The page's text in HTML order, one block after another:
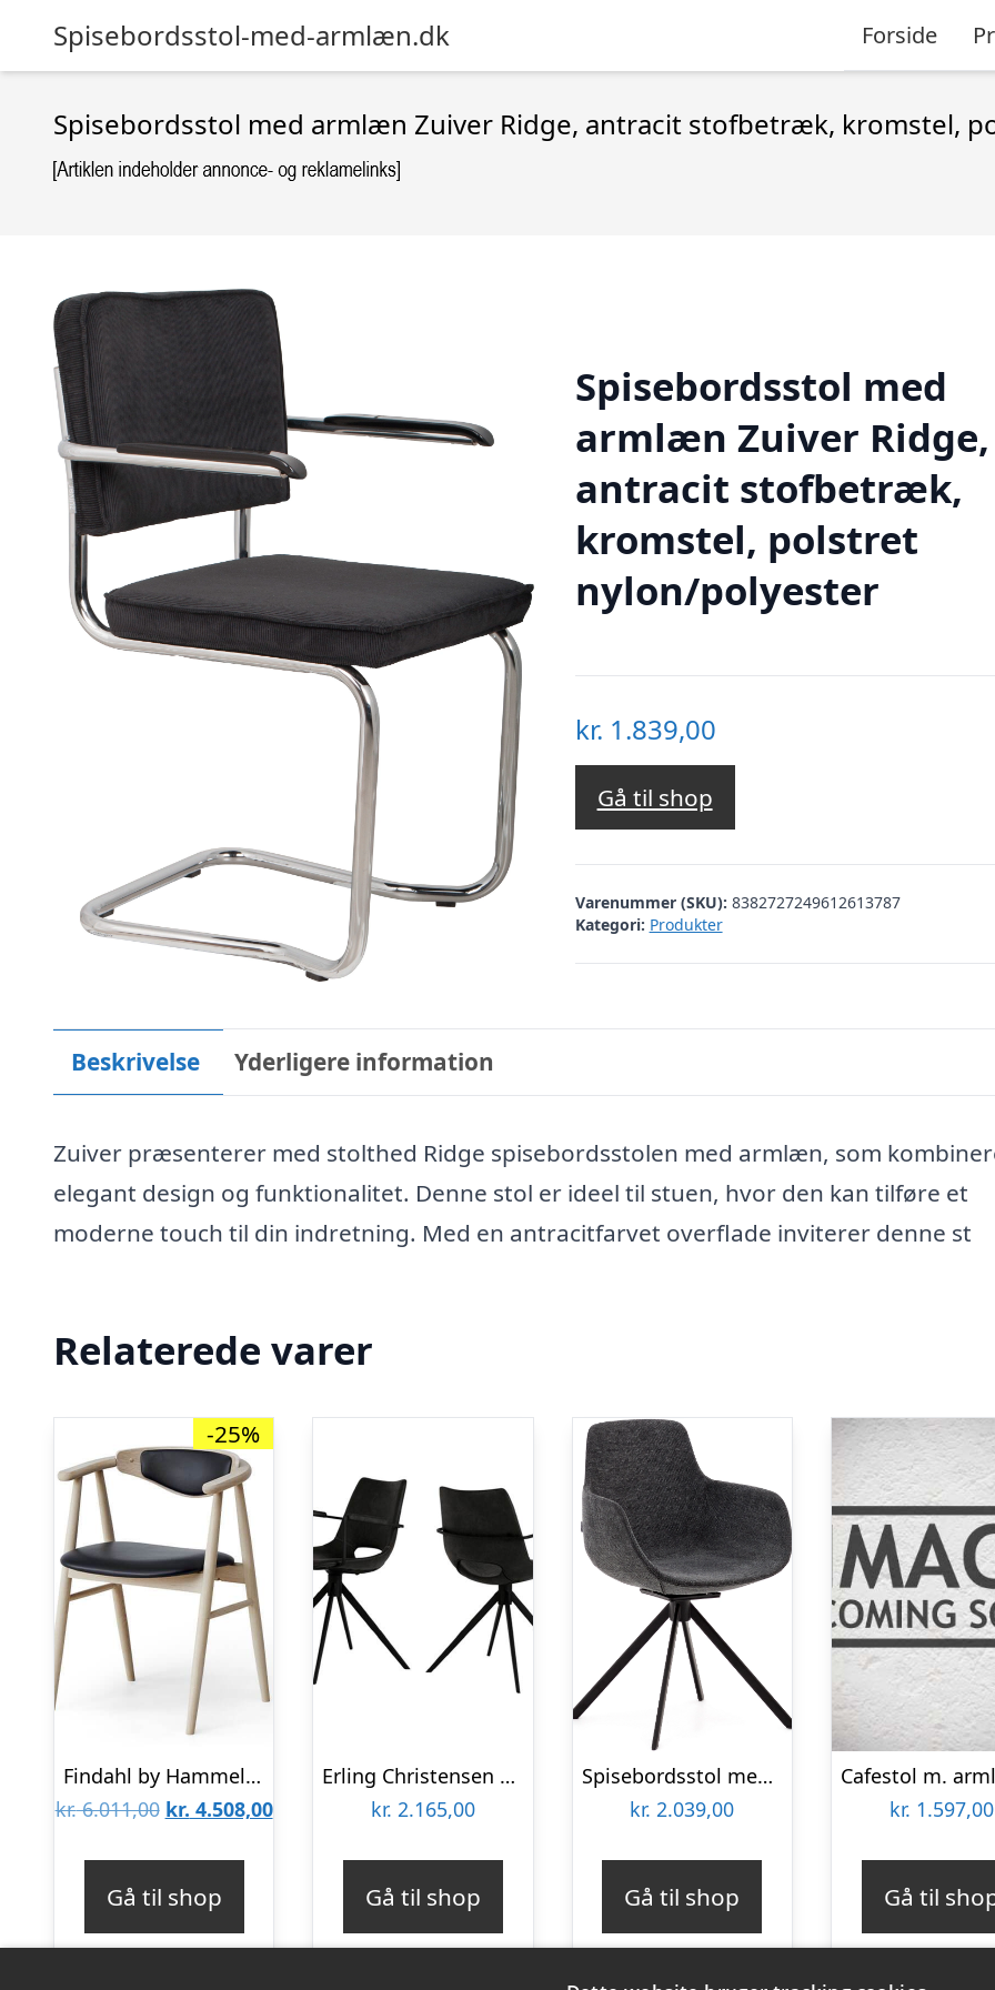
Spisebordsstol-med-armlæn.dk Forside
Spisebordsstol med armlæn Zuiver Ridge, antracit stofbetræk, kromstel,
Spisebordsstol med
armlæn Zuiver Ridge,
antracit stofbetræk,
kromstel, polstret
nylon/polyester
kr. 1.839,00
Gå til shop
Varenummer (SKU): 8382727249612613787
Kategori: Produkter
Beskrivelse Yderligere information
Zuiver præsenterer med stolthed Ridge spisebordsstolen med armlæn, som
elegant design og funktionalitet. Denne stol er ideel til stuen, hvor den kan tilføre et
moderne touch til din indretning. Med en antracitfarvet overflade inviterer denne st
Relaterede varer
-25%
Findahl by Hammel Tradition spisebordsstol – eg hvidolieret med sort læder på ryg og sæde : Erling Christensen Møbler
kr.6.011,00 Den
var:
kr. 6.011,00.
kr. 4.508,00Den
kr. 4.508,00.
Gå til shop
Erling Christensen Møbler Cayman spisebordsstol med drejefunktion og armlæn – Topper Deep Black : Erling Christensen Møbler : Erling Christensen
kr. 2.165,00
Gå til shop
Spisebordsstol med armlæn Tissiana Kave Home grå twill stof drejefunktion stålben
kr. 2.039,00
Gå til shop
kr. 1.597,00
Gå til